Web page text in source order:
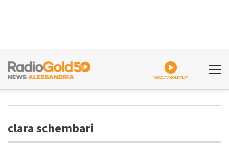
ASCOLTA GOLDPLAY
clara schembari